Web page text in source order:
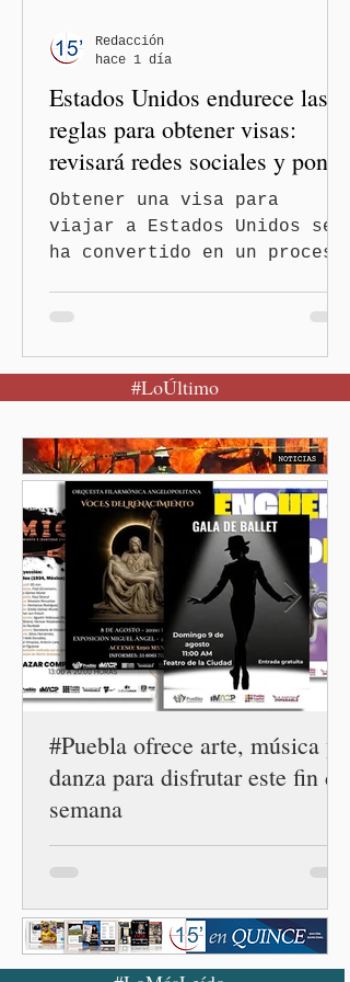
— es importante que México
tenga relaciones
diplomáticas con el mu
Estados Unidos endurece las
reglas para obtener visas:
revisará redes sociales y pone
freno al Turismo de
Nacimiento
Obtener una visa para
viajar a Estados Unidos se
ha convertido en un proceso
Estado amplió la revisión
de la presencia digital de
Washington busca cerrar el
paso al llamado “turismo de
nacimiento” y reforzar los
controles migratorios.
Redacción
hace 1 día
#LoÚltimo
#Puebla ofrece arte, música y
danza para disfrutar este fin de
semana